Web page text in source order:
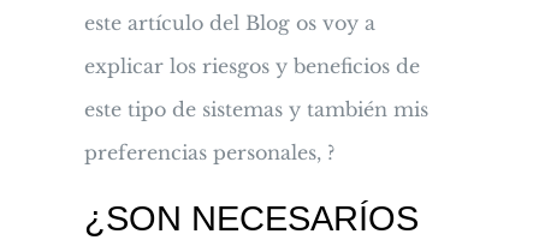
este artículo del Blog os voy a
explicar los riesgos y beneficios de
este tipo de sistemas y también mis
preferencias personales, ?
¿SON NECESARÍOS